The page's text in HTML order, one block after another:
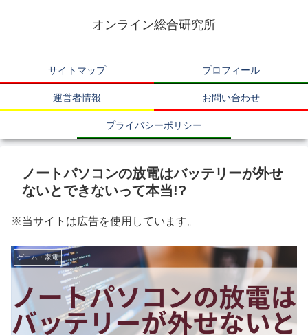
オンライン総合研究所
サイトマップ プロフィール
運営者情報 お問い合わせ
プライバシーポリシー
ノートパソコンの放電はバッテリーが外せ
ないとできないって本当!?
※当サイトは広告を使用しています。
ゲーム・家電